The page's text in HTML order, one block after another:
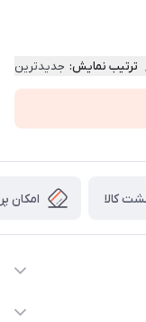
ترتیب نمایش: جدیدترین
کالا امکان